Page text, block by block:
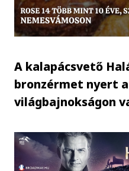
A kalapácsvető
bronzérmet nyert
világbajnokságon